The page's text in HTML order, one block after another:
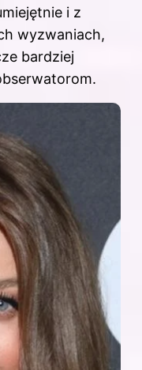
i z
wyzwaniach,
bardziej